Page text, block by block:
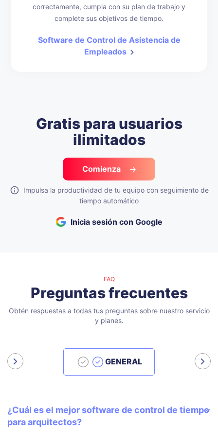
correctamente, cumpla con su plan de trabajo y
complete sus objetivos de tiempo.
Software de Control de Asistencia de
Empleados
Gratis para usuarios
ilimitados
Comienza
Impulsa la productividad de tu equipo con seguimiento de
tiempo automático
Inicia sesión con Google
FAQ
Preguntas frecuentes
Obtén respuestas a todas tus preguntas sobre nuestro servicio
y planes.
GENERAL
¿Cuál es el mejor software de control de tiempo
para arquitectos?